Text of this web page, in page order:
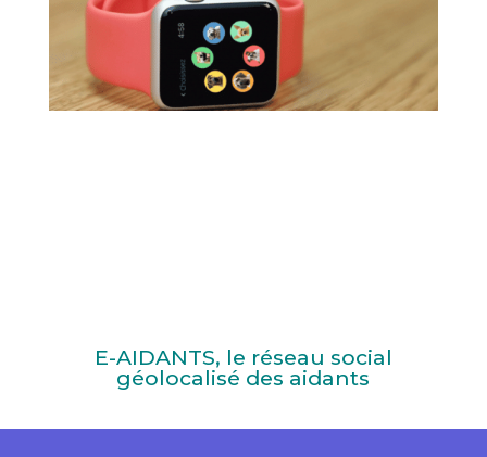
E-AIDANTS, le réseau social
géolocalisé des aidants